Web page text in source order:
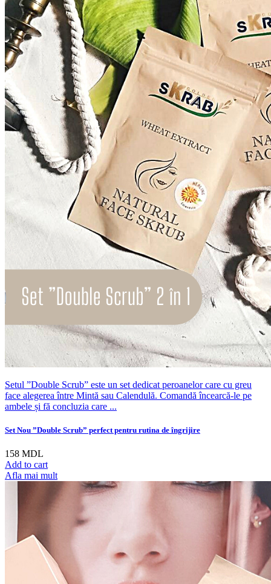
Setul ”Double Scrub” este un set dedicat peroanelor care cu greu
face alegerea între Mintă sau Calendulă. Comandă încearcă-le pe
ambele și fă concluzia care ...
Set Nou ”Double Scrub” perfect pentru rutina de îngrijire
158 MDL
Add to cart
Afla mai mult